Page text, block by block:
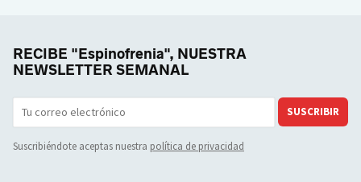
RECIBE "Espinofrenia", NUESTRA
NEWSLETTER SEMANAL
SUSCRIBIR
Suscribiéndote aceptas nuestra política de privacidad